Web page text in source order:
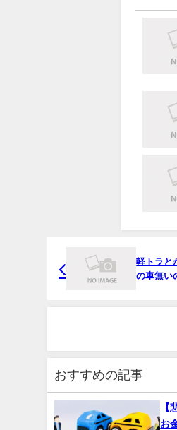
軽トラと
の車無い
おすすめの記事
【
お